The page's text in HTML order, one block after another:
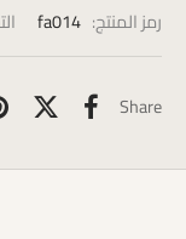
رمز المنتج: fa014
Share